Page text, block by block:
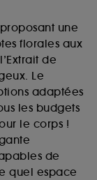
une
florales aux
de
Le
adaptées
les budgets
le corps !
de
quel espace